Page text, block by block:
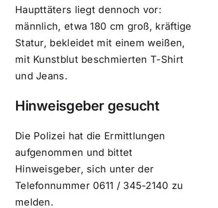
Haupttäters liegt dennoch vor:
männlich, etwa 180 cm groß, kräftige
Statur, bekleidet mit einem weißen,
mit Kunstblut beschmierten T-Shirt
und Jeans.
Hinweisgeber gesucht
Die Polizei hat die Ermittlungen
aufgenommen und bittet
Hinweisgeber, sich unter der
Telefonnummer 0611 / 345-2140 zu
melden.